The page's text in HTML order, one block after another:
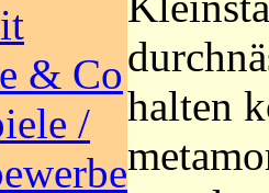
& Co
/
halten